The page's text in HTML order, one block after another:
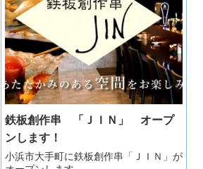
鉄板創作串 「ＪＩＮ」 オープ
ンします！
小浜市大手町に鉄板創作串「ＪＩＮ」が